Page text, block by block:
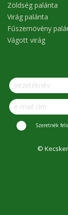
Zöldség palánta
Virág palánta
Fűszernövény
Vágott virág
Szeretnék
©